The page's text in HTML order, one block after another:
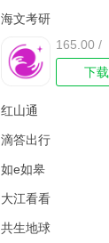
海文考研
165.00 /
下载
红山通
滴答出行
如e如皋
大江看看
共生地球